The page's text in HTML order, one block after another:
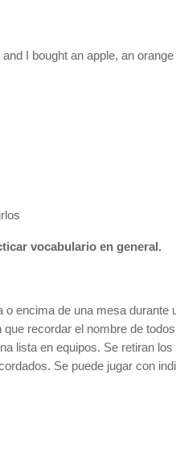
and I bought an apple, an
vocabulario en general.
encima de una mesa durante
recordar el nombre de
lista en equipos. Se retiran
Se puede jugar con